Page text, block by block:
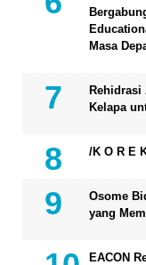
Masa
Rehidrasi
Kelapa
/K O R E
Osome
yang
EACON